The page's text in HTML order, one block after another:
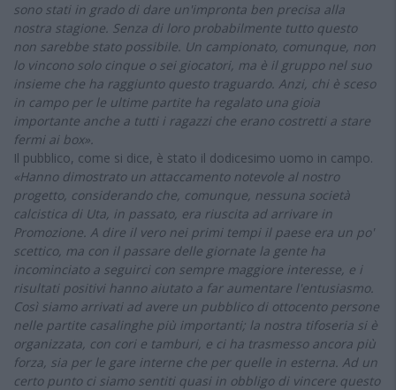
sono stati in grado di dare un'impronta ben precisa alla
nostra stagione. Senza di loro probabilmente tutto questo
non sarebbe stato possibile. Un campionato, comunque, non
lo vincono solo cinque o sei giocatori, ma è il gruppo nel suo
insieme che ha raggiunto questo traguardo. Anzi, chi è sceso
in campo per le ultime partite ha regalato una gioia
importante anche a tutti i ragazzi che erano costretti a stare
fermi ai box».
Il pubblico, come si dice, è stato il dodicesimo uomo in campo.
«Hanno dimostrato un attaccamento notevole al nostro
progetto, considerando che, comunque, nessuna società
calcistica di Uta, in passato, era riuscita ad arrivare in
Promozione. A dire il vero nei primi tempi il paese era un po'
scettico, ma con il passare delle giornate la gente ha
incominciato a seguirci con sempre maggiore interesse, e i
risultati positivi hanno aiutato a far aumentare l'entusiasmo.
Così siamo arrivati ad avere un pubblico di ottocento persone
nelle partite casalinghe più importanti; la nostra tifoseria si è
organizzata, con cori e tamburi, e ci ha trasmesso ancora più
forza, sia per le gare interne che per quelle in esterna. Ad un
certo punto ci siamo sentiti quasi in obbligo di vincere questo